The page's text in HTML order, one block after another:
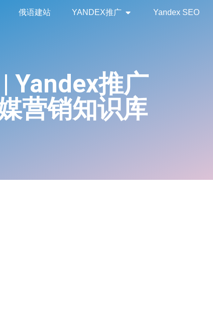
俄语建站 YANDEX推广 Yandex SEO
Yandex推广
营销知识库